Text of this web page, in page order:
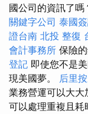
國公司的資訊了
關鍵字公司 泰國
證台南 北投 整復
會計事務所 保險
登記 即使您不是
現美國夢。 后里
業務營運可以大大
可以處理重複且耗